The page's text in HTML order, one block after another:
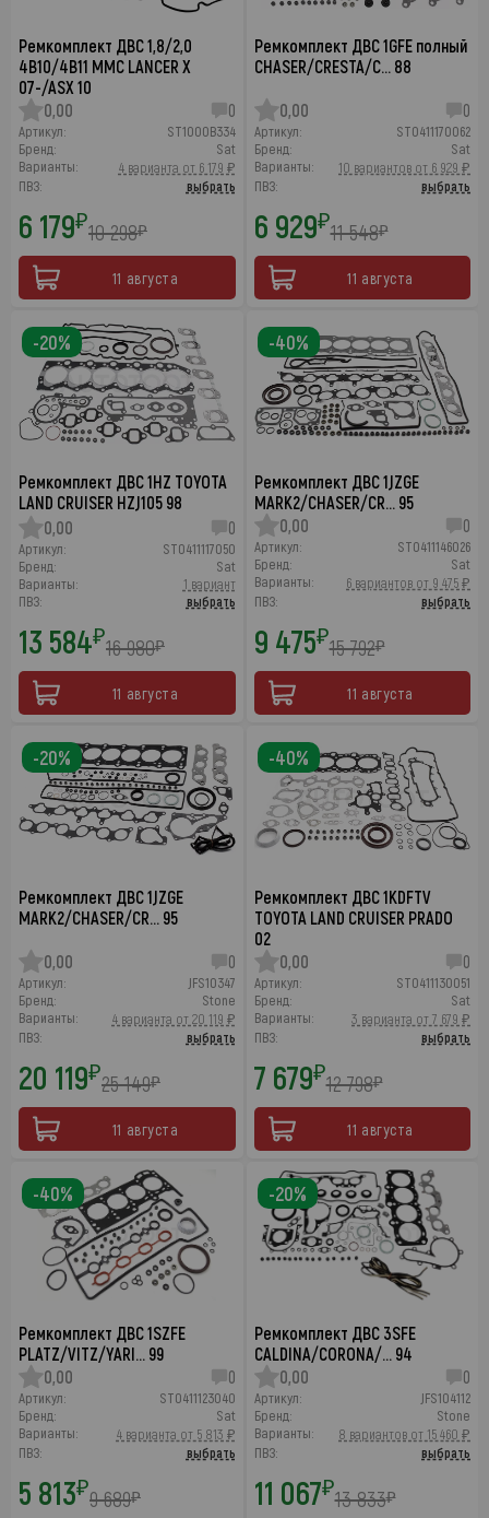
Ремкомплект ДВС 1,8/2,0
4B10/4B11 MMC LANCER X
07-/ASX 10
0,00
0
Артикул:
ST1000B334
Бренд:
Sat
Варианты:
4 варианта от 6 179 ₽
ПВЗ:
выбрать
6 179₽10 298₽
11 августа
Ремкомплект ДВС 1GFE полный
CHASER/CRESTA/C… 88
0,00 0
Артикул:
ST0411170062
Бренд:
Sat
Варианты:
10 вариантов от 6 929 ₽
ПВЗ:
выбрать
6 929₽11 548₽
11 августа
Ремкомплект ДВС 1HZ TOYOTA
LAND CRUISER HZJ105 98
0,00
0
Артикул:
ST0411117050
Бренд:
Sat
Варианты:
1 вариант
ПВЗ:
выбрать
13 584₽16 980₽
11 августа
-20%
Ремкомплект ДВС 1JZGE
MARK2/CHASER/CR… 95
0,00
0
Артикул:
ST0411146026
Бренд:
Sat
Варианты:
6 вариантов от 9 475 ₽
ПВЗ:
выбрать
9 475₽15 792₽
11 августа
-40%
Ремкомплект ДВС 1JZGE
MARK2/CHASER/CR… 95
0,00 0
Артикул:
JFS10347
Бренд:
Stone
Варианты:
4 варианта от 20 119 ₽
ПВЗ:
выбрать
20 119₽25 149₽
11 августа
-20%
Ремкомплект ДВС 1KDFTV
TOYOTA LAND CRUISER PRADO
02
0,00
0
Артикул:
ST0411130051
Бренд:
Sat
Варианты:
3 варианта от 7 679 ₽
ПВЗ:
выбрать
7 679₽12 798₽
11 августа
-40%
Ремкомплект ДВС 1SZFE
PLATZ/VITZ/YARI… 99
0,00
0
Артикул:
ST0411123040
Бренд:
Sat
Варианты:
4 варианта от 5 813 ₽
ПВЗ:
выбрать
5 813₽9 689₽
-40%
Ремкомплект ДВС 3SFE
CALDINA/CORONA/… 94
0,00
0
Артикул:
JFS104112
Бренд:
Stone
Варианты:
8 вариантов от 15 460 ₽
ПВЗ:
выбрать
11 067₽13 833₽
-20%